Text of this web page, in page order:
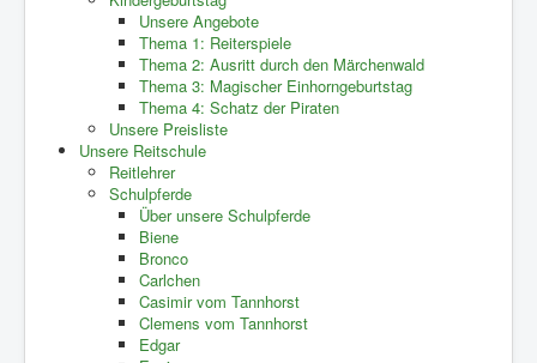
Unsere Angebote
Thema 1: Reiterspiele
Thema 2: Ausritt durch den Märchenwald
Thema 3: Magischer Einhorngeburtstag
Thema 4: Schatz der Piraten
Unsere Preisliste
Unsere Reitschule
Reitlehrer
Schulpferde
Über unsere Schulpferde
Biene
Bronco
Carlchen
Casimir vom Tannhorst
Clemens vom Tannhorst
Edgar